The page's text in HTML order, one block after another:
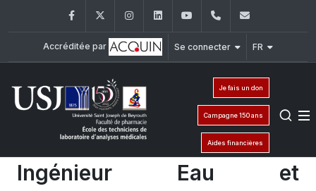
FacebookTwitter InstagramLinkedInYouTube+961 (1) 421 258
Accréditée par Se connecter FR
Je fais un don
Campagne 150 ans
Aides financières
Ingénieur Eau et